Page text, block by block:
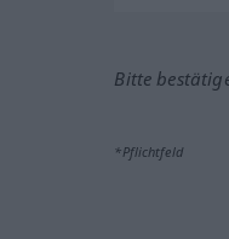
Bitte
*Pflichtfeld